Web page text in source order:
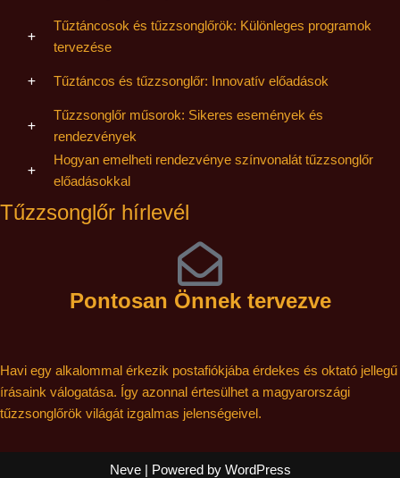
Tűztáncosok és tűzzsonglőrök: Különleges programok
tervezése
Tűztáncos és tűzzsonglőr: Innovatív előadások
Tűzzsonglőr műsorok: Sikeres események és
rendezvények
Hogyan emelheti rendezvénye színvonalát tűzzsonglőr
előadásokkal
Tűzzsonglőr hírlevél
Pontosan Önnek tervezve
Havi egy alkalommal érkezik postafiókjába érdekes és oktató jellegű
írásaink válogatása. Így azonnal értesülhet a magyarországi
tűzzsonglőrök világát izgalmas jelenségeivel.
Neve| Powered by WordPress